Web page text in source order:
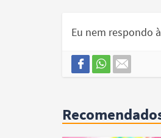
Eu nem respondo